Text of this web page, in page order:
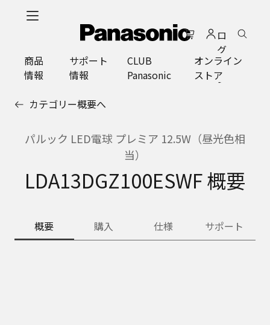
ロ
グ
イ
ン
商品
情報
サポート
情報
CLUB
Panasonic
オンライン
ストア
カテゴリー概要へ
パルック LED電球 プレミア 12.5W（昼光色相
当）
LDA13DGZ100ESWF 概要
概要 購入 仕様 サポート